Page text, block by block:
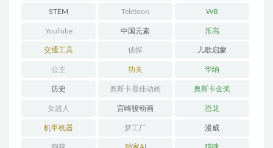
STEM Teletoon WB
YouTube 中国元素 乐高
交通工具 侦探 儿歌启蒙
公主 功夫 华纳
历史 奥斯卡最佳动画 奥斯卡金奖
女超人 宫崎骏动画 恐龙
机甲机器 梦工厂 漫威